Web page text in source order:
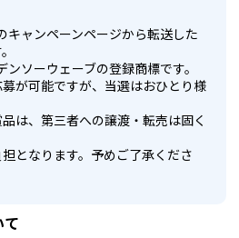
キャンペーンページから転送した
ソーウェーブの登録商標です。
が可能ですが、当選はおひとり様
は、第三者への譲渡・転売は固く
となります。予めご了承くださ
て